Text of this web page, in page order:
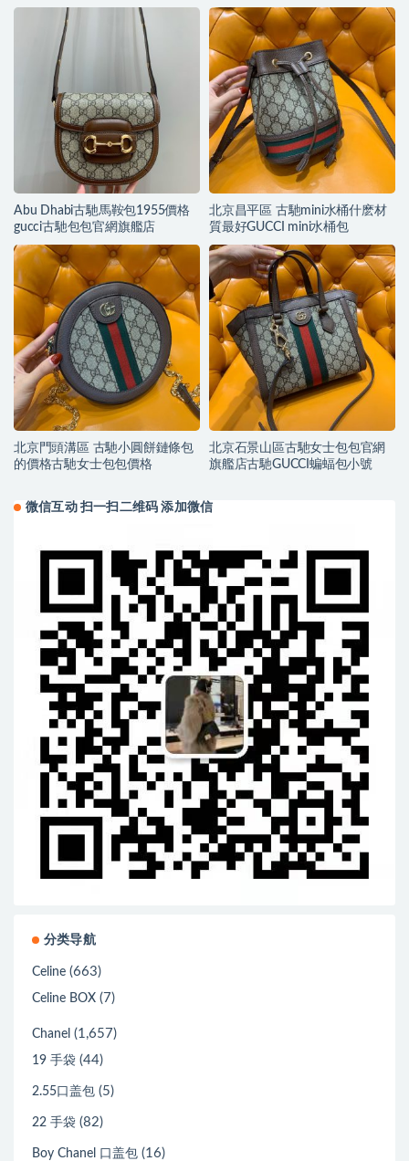
9068
Abu Dhabi古馳馬鞍包1955價格
gucci古馳包包官網旗艦店
北京昌平區 古馳mini水桶什麽材
質最好GUCCI mini水桶包
北京門頭溝區 古馳小圓餅鏈條包
的價格古馳女士包包價格
北京石景山區古馳女士包包官網
旗艦店古馳GUCCI蝙蝠包小號
微信互动 扫一扫二维码 添加微信
分类导航
Celine (663)
Celine BOX (7)
Chanel (1,657)
19 手袋 (44)
2.55口盖包 (5)
22 手袋 (82)
Boy Chanel 口盖包 (16)